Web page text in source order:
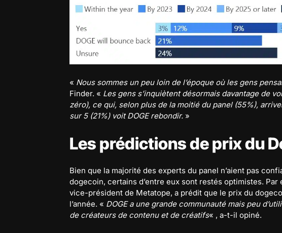
« Nous sommes un peu loin de l’époque où les gens
Finder. « Les gens s’inquiètent désormais davantage de
zéro), ce qui, selon plus de la moitié du panel (55%),
sur 5 (21%) voit DOGE rebondir. »
Les prédictions de prix du
Bien que la majorité des experts du panel n’aient pas
dogecoin, certains d’entre eux sont restés optimistes.
vice-président de Metatope, a prédit que le prix du
l’année. « DOGE a une grande communauté mais peu
de créateurs de contenu et de créatifs« , a-t-il opiné.